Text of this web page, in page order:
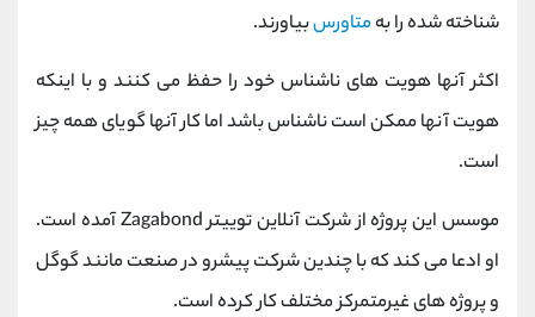
شناخته شده را بهمتاورسبیاورند.
اکثر آنها هویت های ناشناس خود را حفظ می کنند و با اینکه
هویت آنها ممکن است ناشناس باشد اما کار آنها گویای همه چیز
است.
موسس این پروژه از شرکت آنلاین توییتر Zagabond آمده است.
او ادعا می کند که با چندین شرکت پیشرو در صنعت مانند گوگل
و پروژه های غیرمتمرکز مختلف کار کرده است.